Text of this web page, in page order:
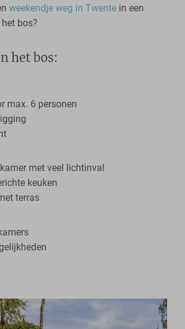
weekendje weg in Twente in een
bos?
het bos:
max. 6 personen
met veel lichtinval
keuken
terras